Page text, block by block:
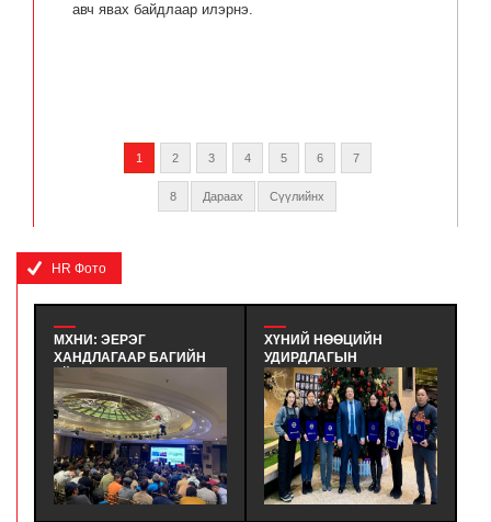
авч явах байдлаар илэрнэ.
1 2 3 4 5 6 7
8 Дараах Сүүлийнх
HR Фото
МХНИ: ЭЕРЭГ
ХАНДЛАГААР БАГИЙН
САЙЖРУУЛАХ НЬ |
ХАРИЛЦАА ХАНДЛАГЫН
БАГЦ СУРГАЛТ - ЭЕРЭГ
ХАНДЛАГААР БАГИЙН
ҮЙЛ АЖИЛЛАГААГ
САЙЖРУУЛАХ НЬ |
ХАРИЛЦАА ХАНДЛАГЫН
ХҮНИЙ НӨӨЦИЙН
УДИРДЛАГЫН
МЭРГЭШҮҮЛЭХ ҮНДСЭН
СУРГАЛТЫН
СУРАЛЦАГЧИД
ХӨТӨЛБӨРИЙН ТӨГСӨЛТ
БОЛЛОО. - ХҮНИЙ
НӨӨЦИЙН УДИРДЛАГЫН
МЭРГЭШҮҮЛЭХ
(MHRI/LEVEL-B) ТҮВШНИЙ